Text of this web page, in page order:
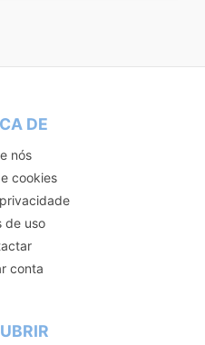
DE
nós
cookies
de uso
conta